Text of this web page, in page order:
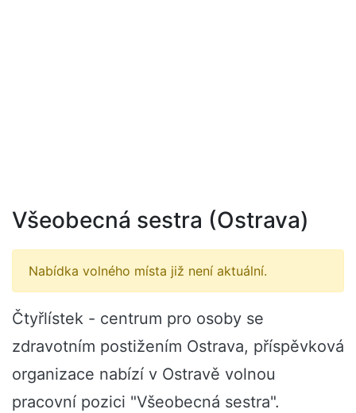
Všeobecná sestra (Ostrava)
Nabídka volného místa již není aktuální.
Čtyřlístek - centrum pro osoby se
zdravotním postižením Ostrava, příspěvková
organizace nabízí v Ostravě volnou
pracovní pozici "Všeobecná sestra".